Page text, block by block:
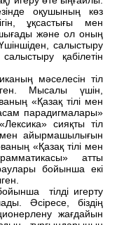
оқушының көз
ұқсастығы мен
және ол оның
салыстыру
қабілетін
мәселесін тіл
Мысалы үшін,
«Қазақ тілі мен
парадигмалары»
сияқты тіл
мен айырмашылығын
«Қазақ тілі мен
атты
бойынша екі
тілді игерту
Әсіресе, біздің
жағдайын